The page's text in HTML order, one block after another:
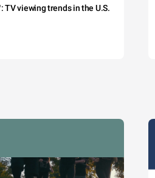
TV viewing trends in the U.S.